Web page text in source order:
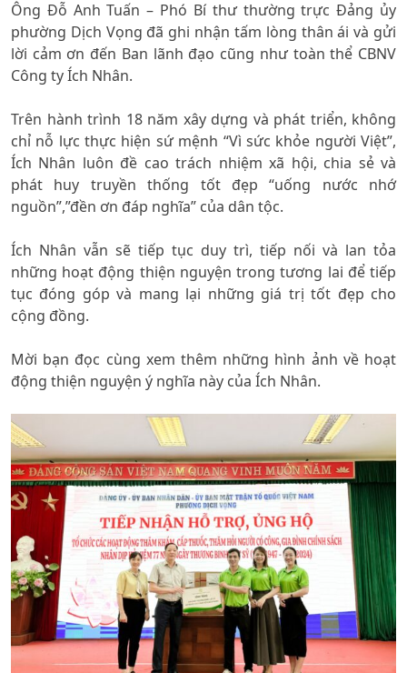
Ông Đỗ Anh Tuấn – Phó Bí thư thường trực Đảng ủy
phường Dịch Vọng đã ghi nhận tấm lòng thân ái và gửi
lời cảm ơn đến Ban lãnh đạo cũng như toàn thể CBNV
Công ty Ích Nhân.
Trên hành trình 18 năm xây dựng và phát triển, không
chỉ nỗ lực thực hiện sứ mệnh “Vì sức khỏe người Việt”,
Ích Nhân luôn đề cao trách nhiệm xã hội, chia sẻ và
phát huy truyền thống tốt đẹp “uống nước nhớ
nguồn”,”đền ơn đáp nghĩa” của dân tộc.
Ích Nhân vẫn sẽ tiếp tục duy trì, tiếp nối và lan tỏa
những hoạt động thiện nguyện trong tương lai để tiếp
tục đóng góp và mang lại những giá trị tốt đẹp cho
cộng đồng.
Mời bạn đọc cùng xem thêm những hình ảnh về hoạt
động thiện nguyện ý nghĩa này của Ích Nhân.